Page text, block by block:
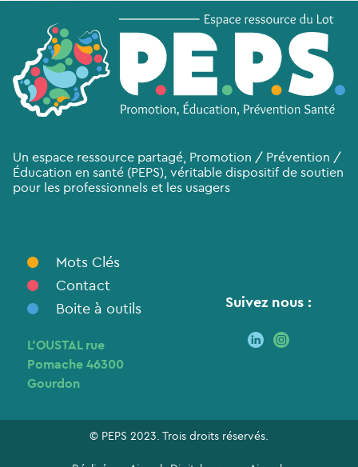
Un espace ressource partagé, Promotion / Prévention /
Éducation en santé (PEPS), véritable dispositif de soutien
pour les professionnels et les usagers
Mots Clés
Contact
Boite à outils
L’OUSTAL rue
Pomache 46300
Gourdon
Suivez nous :
© PEPS 2023. Trois droits réservés.